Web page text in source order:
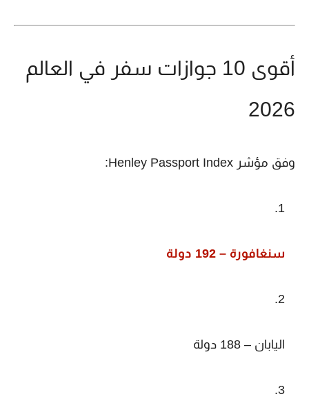
أقوى 10 جوازات سفر في العالم
2026
وفق مؤشر Henley Passport Index:
سنغافورة – 192 دولة
اليابان – 188 دولة